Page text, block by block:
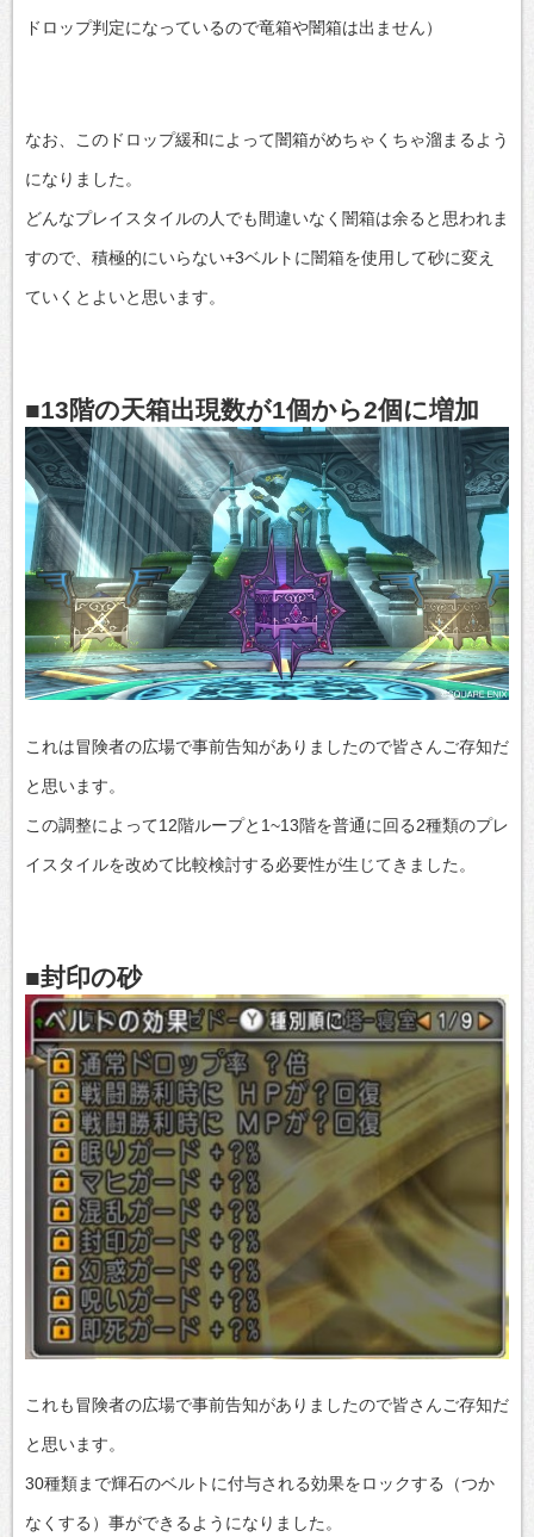
ドロップ判定になっているので竜箱や闇箱は出ません）
なお、このドロップ緩和によって闇箱がめちゃくちゃ溜まるよう
になりました。
どんなプレイスタイルの人でも間違いなく闇箱は余ると思われま
すので、積極的にいらない+3ベルトに闇箱を使用して砂に変え
ていくとよいと思います。
■13階の天箱出現数が1個から2個に増加
これは冒険者の広場で事前告知がありましたので皆さんご存知だ
と思います。
この調整によって12階ループと1~13階を普通に回る2種類のプレ
イスタイルを改めて比較検討する必要性が生じてきました。
■封印の砂
これも冒険者の広場で事前告知がありましたので皆さんご存知だ
と思います。
30種類まで輝石のベルトに付与される効果をロックする（つか
なくする）事ができるようになりました。